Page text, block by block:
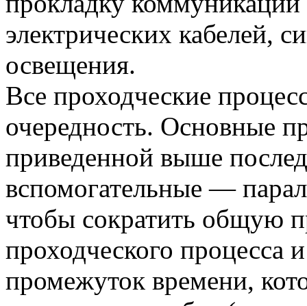
электрических кабелей,
освещения.
Все проходческие
очередность. Основные
приведенной выше
вспомогательные —
чтобы сократить общую
проходческого процесса
промежуток времени,